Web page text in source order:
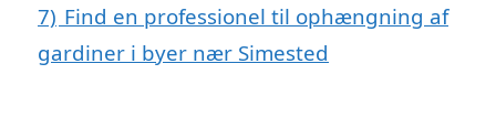
7) Find en professionel til ophængning af
gardiner i byer nær Simested